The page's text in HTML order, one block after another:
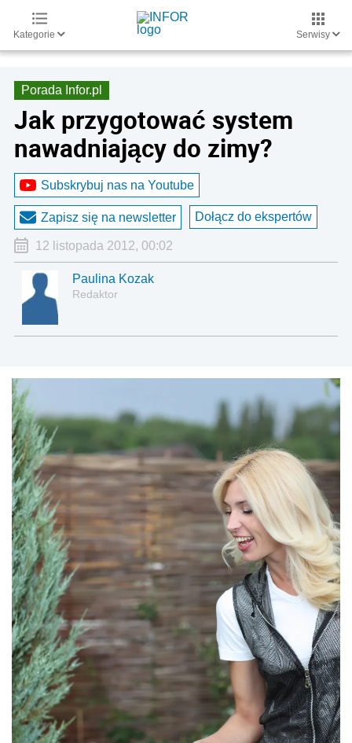
Kategorie Serwisy
Porada Infor.pl
Jak przygotować system
nawadniający do zimy?
Subskrybuj nas na Youtube
Zapisz się na newsletter Dołącz do ekspertów
12 listopada 2012, 00:02
Paulina Kozak
Redaktor